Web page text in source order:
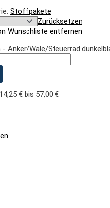
Stoffpakete
Zurücksetzen
Wunschliste entfernen
Wale/Steuerrad
€ bis 57,00 €